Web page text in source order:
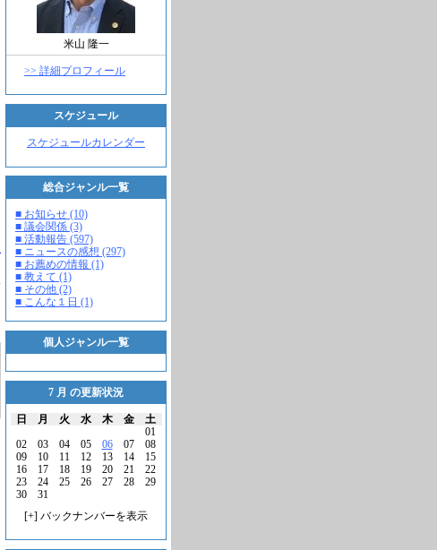
米山 隆一
>> 詳細プロフィール
スケジュール
スケジュールカレンダー
総合ジャンル一覧
■ お知らせ (10)
■ 議会関係 (3)
■ 活動報告 (597)
■ ニュースの感想 (297)
■ お薦めの情報 (1)
■ 教えて (1)
■ その他 (2)
■ こんな１日 (1)
個人ジャンル一覧
7 月 の更新状況
日 月 火 水 木 金
土
01
02
03 04 05 06 07
08
09
10 11 12 13 14
15
16
17 18 19 20 21
22
23
24 25 26 27 28
29
30
31
[+] バックナンバーを表示